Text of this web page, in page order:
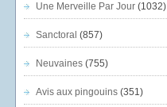
Une Merveille Par Jour(1032)
Sanctoral (857)
Neuvaines(755)
Avis aux pingouins(351)